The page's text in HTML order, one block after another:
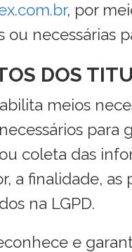
, por
ou necessárias
DOS
meios
coleta das
a finalidade, as
na LGPD.
e